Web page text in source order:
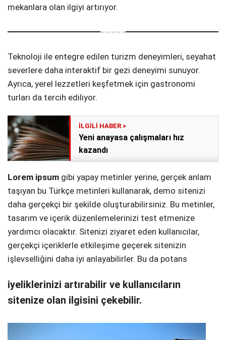
mekanlara olan ilgiyi artırıyor.
Teknoloji ile entegre edilen turizm deneyimleri, seyahat
severlere daha interaktif bir gezi deneyimi sunuyor.
Ayrıca, yerel lezzetleri keşfetmek için gastronomi
turları da tercih ediliyor.
Yeni anayasa çalışmaları hız
kazandı
Lorem ipsum gibi yapay metinler yerine, gerçek anlam
taşıyan bu Türkçe metinleri kullanarak, demo sitenizi
daha gerçekçi bir şekilde oluşturabilirsiniz. Bu metinler,
tasarım ve içerik düzenlemelerinizi test etmenize
yardımcı olacaktır. Sitenizi ziyaret eden kullanıcılar,
gerçekçi içeriklerle etkileşime geçerek sitenizin
işlevselliğini daha iyi anlayabilirler. Bu da potans
iyeliklerinizi artırabilir ve kullanıcıların
sitenize olan ilgisini çekebilir.